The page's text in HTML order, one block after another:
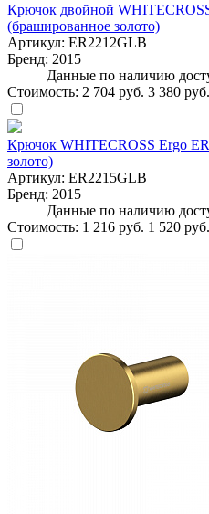
Крючок двойной
(брашированное золото)
Артикул: ER2212GLB
Бренд: 2015
Данные по наличию
Стоимость: 2 704 руб. 3 380 руб.
Крючок WHITECROSS Ergo
золото)
Артикул: ER2215GLB
Бренд: 2015
Данные по наличию
Стоимость: 1 216 руб. 1 520 руб.